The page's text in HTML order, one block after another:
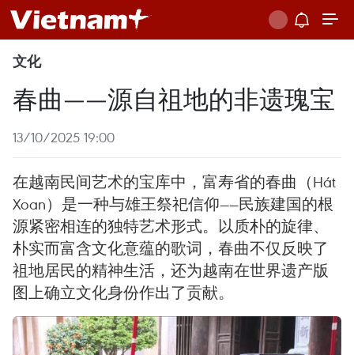
文化
春曲——源自祖地的非遗瑰宝
13/10/2025 19:00
在越南民间艺术的宝库中，富寿省的春曲（Hát
Xoan）是一种与雄王祭祀信仰——民族建国的根
源紧密相连的独特艺术形式。以质朴的旋律、
朴实而富含文化意蕴的歌词，春曲不仅反映了
祖地居民的精神生活，还为越南在世界遗产版
图上确立文化身份作出了贡献。